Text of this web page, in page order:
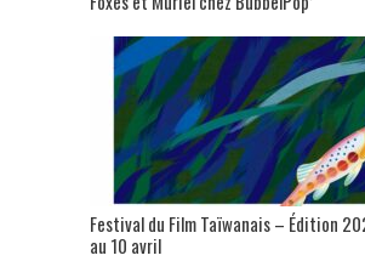
Festival du Film Taïwanais – Édition
au 10 avril